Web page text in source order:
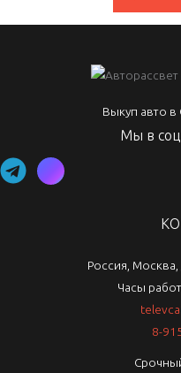
Выкуп авто
Мы в
Россия, Москва,
Часы
8-